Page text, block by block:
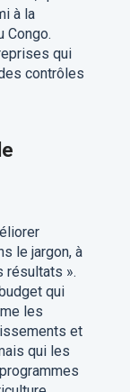
à la
Congo.
qui
contrôles
le jargon, à
résultats ».
qui
les
et
qui les